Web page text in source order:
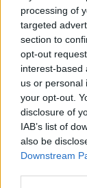
processing of
targeted
section to
opt-out
interest-based
us or personal
your opt-out.
disclosure of
IAB’s list of
also be
Downstream
Meccs